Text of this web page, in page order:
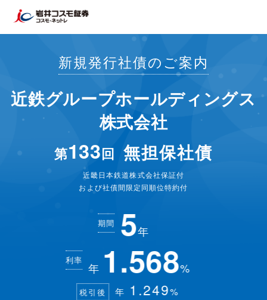
新規発行社債のご案内
近鉄グループホールディングス
株式会社
第133回 無担保社債
近畿日本鉄道株式会社保証付
および社債間限定同順位特約付
期間 5年
利率
年 1.568%
税引後 年1.249%